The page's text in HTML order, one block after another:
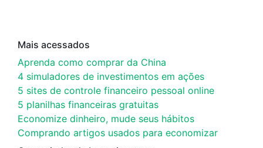
Mais acessados
Aprenda como comprar da China
4 simuladores de investimentos em ações
5 sites de controle financeiro pessoal online
5 planilhas financeiras gratuitas
Economize dinheiro, mude seus hábitos
Comprando artigos usados para economizar